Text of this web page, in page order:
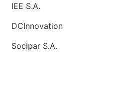
IEE S.A.
DCInnovation
Socipar S.A.